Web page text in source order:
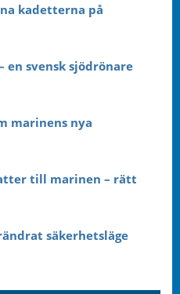
kadetterna på
en svensk sjödrönare
marinens nya
till marinen – rätt
säkerhetsläge